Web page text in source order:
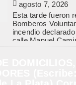
Un helicóptero
búsqueda,
vida de la persona
en...
BASQUET,